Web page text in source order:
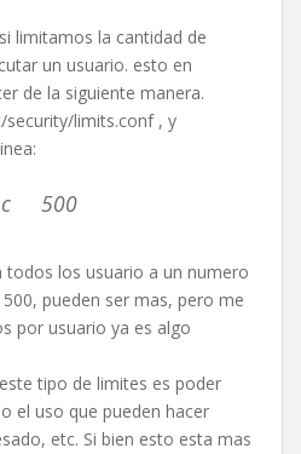
limitamos la cantidad de
un usuario. esto en
de la siguiente manera.
security/limits.conf , y
500
los usuario a un numero
pueden ser mas, pero me
por usuario ya es algo
tipo de limites es poder
el uso que pueden hacer
etc. Si bien esto esta mas